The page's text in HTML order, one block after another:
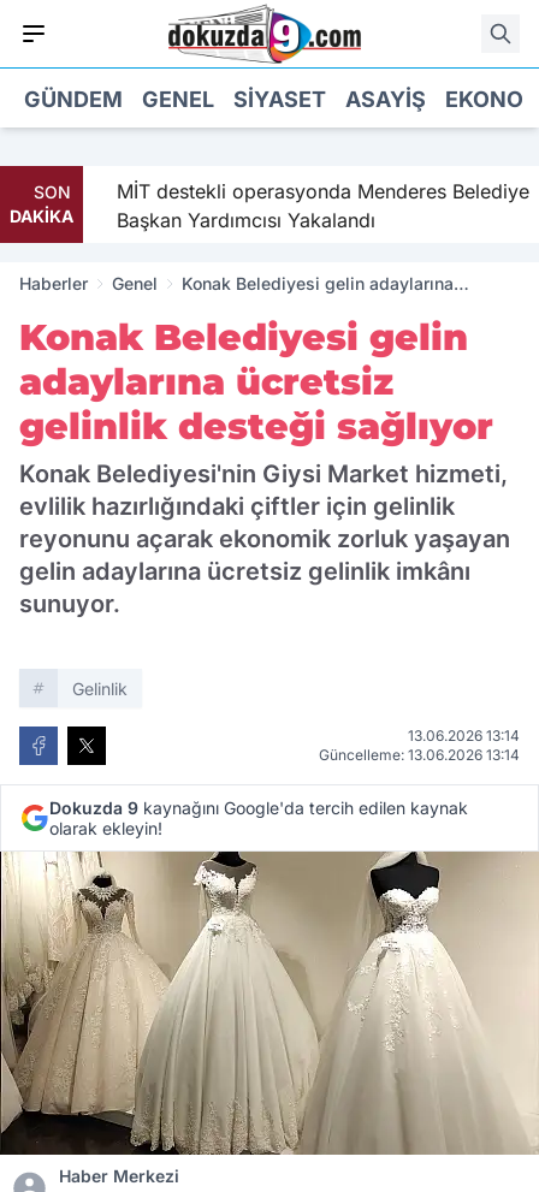
GÜNDEM GENEL SIYASET ASAYIŞ
SON
DAKİKA
MİT destekli operasyonda Menderes Belediye
Başkan Yardımcısı Yakalandı
Haberler Genel
Konak Belediyesi gelin adaylarına
Konak Belediyesi gelin
adaylarına ücretsiz
gelinlik desteği sağlıyor
Konak Belediyesi'nin Giysi Market hizmeti,
evlilik hazırlığındaki çiftler için gelinlik
reyonunu açarak ekonomik zorluk yaşayan
gelin adaylarına ücretsiz gelinlik imkânı
sunuyor.
Gelinlik
13.06.2026 13:14
Güncelleme: 13.06.2026 13:14
Dokuzda 9 kaynağını Google'da tercih edilen kaynak
olarak ekleyin!
Haber Merkezi